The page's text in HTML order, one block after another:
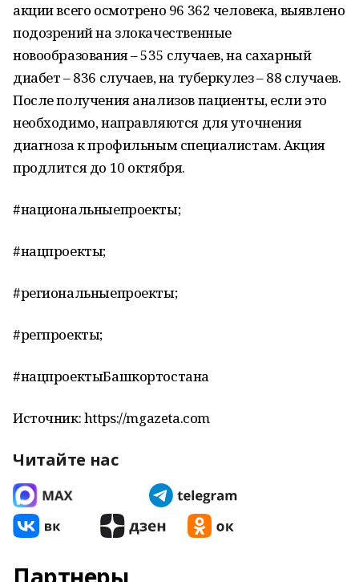
акции всего осмотрено 96 362 человека, выявлено
подозрений на злокачественные
новообразования – 535 случаев, на сахарный
диабет – 836 случаев, на туберкулез – 88 случаев.
После получения анализов пациенты, если это
необходимо, направляются для уточнения
диагноза к профильным специалистам. Акция
продлится до 10 октября.
#национальныепроекты;
#нацпроекты;
#региональныепроекты;
#регпроекты;
#нацпроектыБашкортостана
Источник: https://mgazeta.com
Читайте нас